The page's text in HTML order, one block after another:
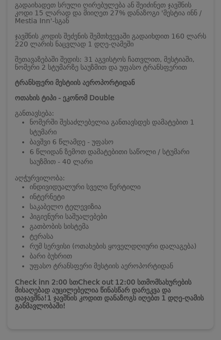
გადაიხადეთ სრული ღირებულება ან შეიძინეთ ჯავშნის
კოდი 15 ლარად და მიიღეთ 27% დანაზოგი 'მესტია ინნ /
Mestia Inn'-სგან
ჯავშნის კოდის შეძენის შემთხვევაში გადაიხდით 160 ლარს
220 ლარის ნაცვლად 1 დღე-ღამეში
შეთავაზებაში შედის: 31 აგვისტოს ჩათვლით, მესტიაში,
ნომერი 2 სტუმარზე საუზმით და უფასო ტრანსფერით
ტრანსფერი მესტიის აეროპორტიდან
ოთახის ტიპი - ეკონომ Double
განთავსება:
ნომერში შესაძლებელია განთავსდეს დამატებით 1
სტუმარი
ბავშვი 6 წლამდე - უფასო
6 წლიდან ზემოთ დამატებითი საწოლი / სტუმარი
საუზმით - 40 ლარი
აღჭურვილობა:
ინდივიდუალური სველი წერტილი
ინტერნეტი
საკაბელო ტელევიზია
ჰიგიენური საშუალებები
გათბობის სისტემა
ტერასა
რუმ სერვისი (ოთახების ყოველდღიური დალაგება)
ბარი ბუხრით
უფასო ტრანსფერი მესტიის აეროპორტიდან
Check inn 2:00 სთCheck out 12:00 სთმომსახურების
მისაღებად აუცილებელია წინასწარ დარეკვა და
დაჯავშნა!1 ჯავშნის კოდით დანაზოგს იღებთ 1 დღე-ღამის
განმავლობაში!